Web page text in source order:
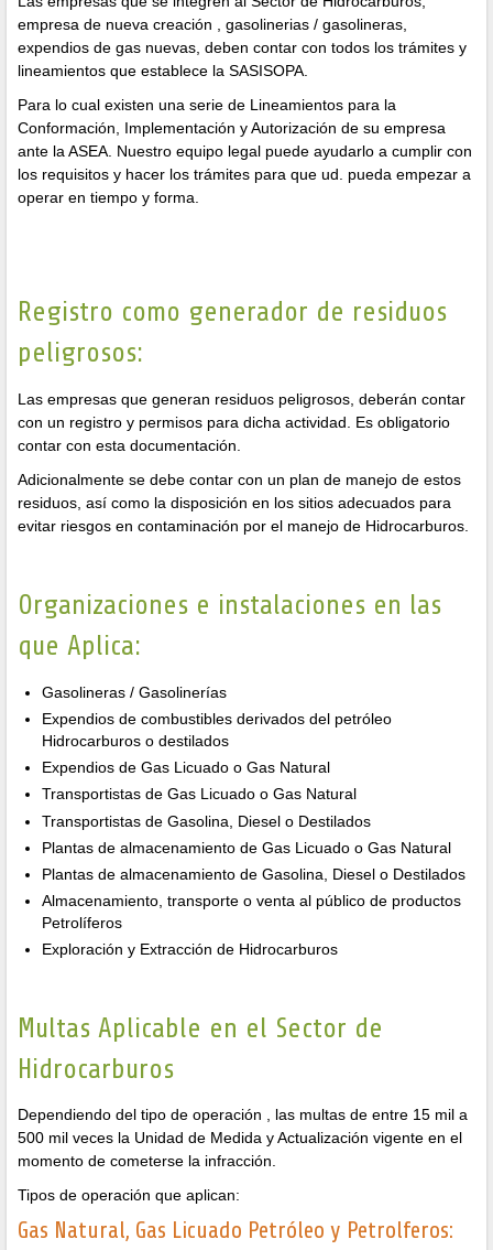
empresa de nueva creación , gasolinerias / gasolineras,
expendios de gas nuevas, deben contar con todos los trámites y
lineamientos que establece la SASISOPA.
Para lo cual existen una serie de Lineamientos para la
Conformación, Implementación y Autorización de su empresa
ante la ASEA. Nuestro equipo legal puede ayudarlo a cumplir con
los requisitos y hacer los trámites para que ud. pueda empezar a
operar en tiempo y forma.
Registro como generador de residuos
peligrosos:
Las empresas que generan residuos peligrosos, deberán contar
con un registro y permisos para dicha actividad. Es obligatorio
contar con esta documentación.
Adicionalmente se debe contar con un plan de manejo de estos
residuos, así como la disposición en los sitios adecuados para
evitar riesgos en contaminación por el manejo de Hidrocarburos.
Organizaciones e instalaciones en las
que Aplica:
Gasolineras / Gasolinerías
Expendios de combustibles derivados del petróleo
Hidrocarburos o destilados
Expendios de Gas Licuado o Gas Natural
Transportistas de Gas Licuado o Gas Natural
Transportistas de Gasolina, Diesel o Destilados
Plantas de almacenamiento de Gas Licuado o Gas Natural
Plantas de almacenamiento de Gasolina, Diesel o Destilados
Almacenamiento, transporte o venta al público de productos
Petrolíferos
Exploración y Extracción de Hidrocarburos
Multas Aplicable en el Sector de
Hidrocarburos
Dependiendo del tipo de operación , las multas de entre 15 mil a
500 mil veces la Unidad de Medida y Actualización vigente en el
momento de cometerse la infracción.
Tipos de operación que aplican:
Gas Natural, Gas Licuado Petróleo y Petrolferos: